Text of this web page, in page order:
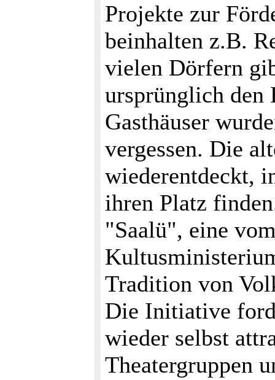
Projekte zur
beinhalten z.B.
vielen Dörfern
ursprünglich den
Gasthäuser
vergessen. Die
wiederentdeckt,
ihren Platz
"Saalü", eine
Tradition von
Die Initiative
wieder selbst
Theatergruppen